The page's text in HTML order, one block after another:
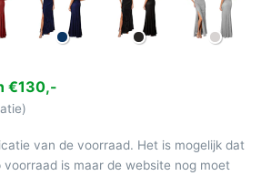
€130,-
van de voorraad. Het is mogelijk dat
is maar de website nog moet